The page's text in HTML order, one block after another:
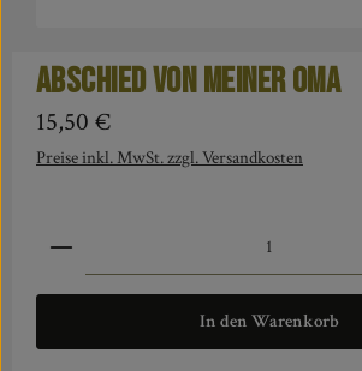
Abschied von meiner Oma
Regulärer Preis:
15,50 €
Preise inkl. MwSt. zzgl. Versandkosten
Produkt Anzahl: Gib den
In den Warenkorb